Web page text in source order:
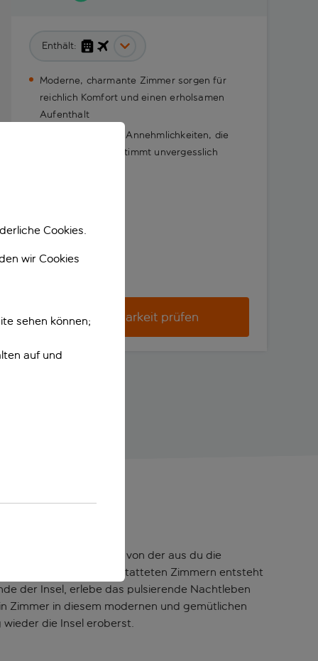
Enthält:
Moderne, charmante Zimmer sorgen für
reichlich Komfort und einen erholsamen
Aufenthalt
Jede Menge toller Annehmlichkeiten, die
deinen Urlaub bestimmt unvergesslich
Verfügbarkeit prüfen
exzellente Unterkunft, von der aus du die
und gut ausgestatteten Zimmern entsteht
der Insel, erlebe das pulsierende Nachtleben
Zimmer in diesem modernen und gemütlichen
die Insel eroberst.
Cookies.
wir Cookies
sehen können;
auf und